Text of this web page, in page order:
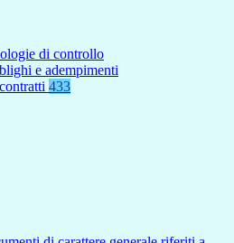
di controllo
e adempimenti
433